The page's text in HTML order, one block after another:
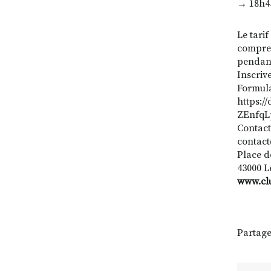
→
Le tarif
https://
Place
43000